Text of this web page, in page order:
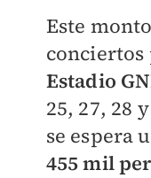
Este
conciertos
Estadio
25, 27, 28
se espera
455 mil